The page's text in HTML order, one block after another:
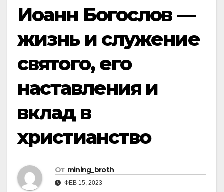
Иоанн Богослов —
жизнь и служение
святого, его
наставления и
вклад в
христианство
От mining_broth
ФЕВ 15, 2023